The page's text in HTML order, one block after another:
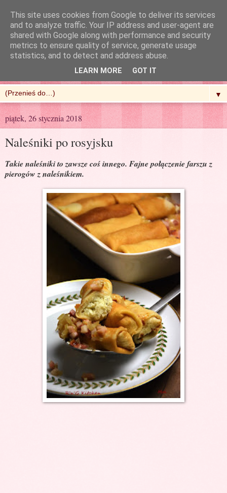
R'n'G Kitchen
▼
piątek, 26 stycznia 2018
Naleśniki po rosyjsku
Takie naleśniki to zawsze coś innego. Fajne połączenie farszu z
pierogów z naleśnikiem.
This site uses cookies from Google to deliver its services
and to analyze traffic. Your IP address and user-agent are
shared with Google along with performance and security
metrics to ensure quality of service, generate usage
statistics, and to detect and address abuse.
LEARN MORE GOT IT